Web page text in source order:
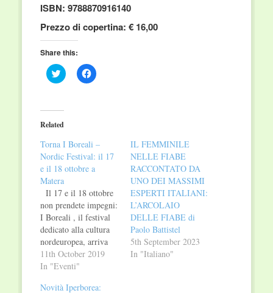
ISBN: 9788870916140
Prezzo di copertina: € 16,00
Share this:
Click
to
(Opens
new
Click
to
Related
Torna I Boreali –
Nordic Festival: il 17
e il 18 ottobre a
Matera
Il 17 e il 18 ottobre
non prendete impegni:
I Boreali , il festival
dedicato alla cultura
nordeuropea, arriva
per la prima volta a
Matera con due
appuntamenti tra
11th October 2019
In "Eventi"
IL FEMMINILE
NELLE FIABE
RACCONTATO DA
UNO DEI MASSIMI
ESPERTI ITALIANI:
L’ARCOLAIO
DELLE FIABE di
Paolo Battistel
5th September 2023
In "Italiano"
Novità Iperborea: